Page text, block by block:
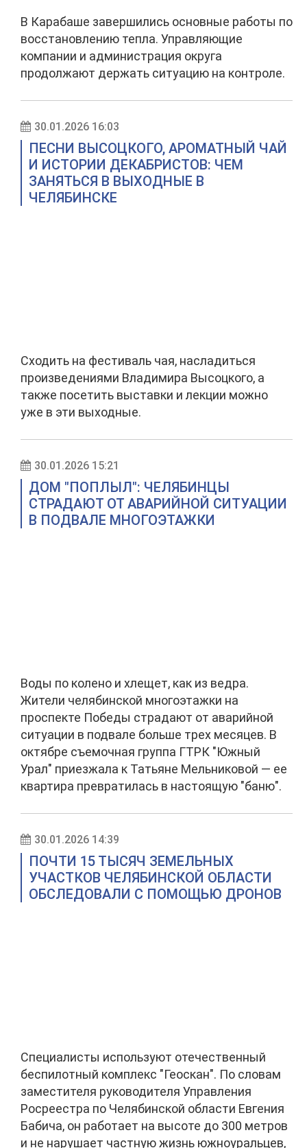
В Карабаше завершились основные работы по
восстановлению тепла. Управляющие
компании и администрация округа
продолжают держать ситуацию на контроле.
30.01.2026 16:03
ПЕСНИ ВЫСОЦКОГО, АРОМАТНЫЙ ЧАЙ
И ИСТОРИИ ДЕКАБРИСТОВ: ЧЕМ
ЗАНЯТЬСЯ В ВЫХОДНЫЕ В
ЧЕЛЯБИНСКЕ
Сходить на фестиваль чая, насладиться
произведениями Владимира Высоцкого, а
также посетить выставки и лекции можно
уже в эти выходные.
30.01.2026 15:21
ДОМ "ПОПЛЫЛ": ЧЕЛЯБИНЦЫ
СТРАДАЮТ ОТ АВАРИЙНОЙ СИТУАЦИИ
В ПОДВАЛЕ МНОГОЭТАЖКИ
Воды по колено и хлещет, как из ведра.
Жители челябинской многоэтажки на
проспекте Победы страдают от аварийной
ситуации в подвале больше трех месяцев. В
октябре съемочная группа ГТРК "Южный
Урал" приезжала к Татьяне Мельниковой — ее
квартира превратилась в настоящую "баню".
30.01.2026 14:39
ПОЧТИ 15 ТЫСЯЧ ЗЕМЕЛЬНЫХ
УЧАСТКОВ ЧЕЛЯБИНСКОЙ ОБЛАСТИ
ОБСЛЕДОВАЛИ С ПОМОЩЬЮ ДРОНОВ
Специалисты используют отечественный
беспилотный комплекс "Геоскан". По словам
заместителя руководителя Управления
Росреестра по Челябинской области Евгения
Бабича, он работает на высоте до 300 метров
и не нарушает частную жизнь южноуральцев,